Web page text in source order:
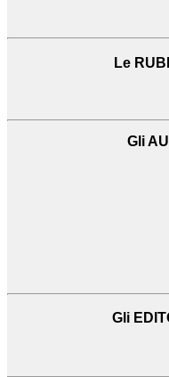
Le
Gli
Gli